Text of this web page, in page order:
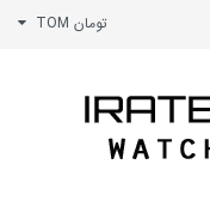
تومان TOM